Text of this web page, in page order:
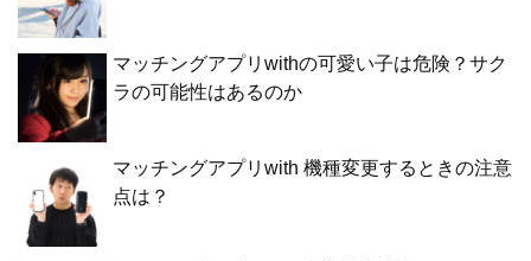
マッチングアプリwithの可愛い子は危険？サク
ラの可能性はあるのか
マッチングアプリwith 機種変更するときの注意
点は？